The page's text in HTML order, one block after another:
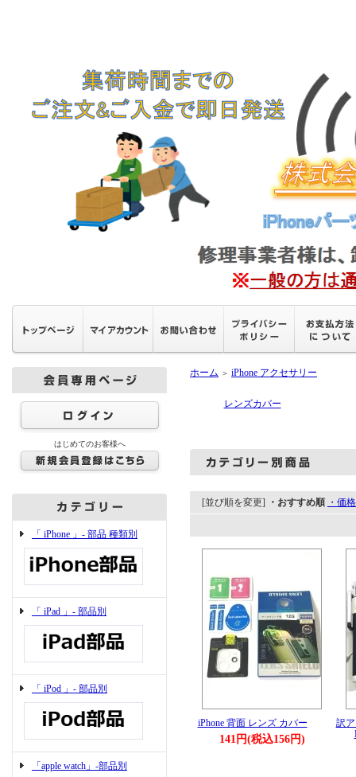
はじめてのお客様へ
「 iPhone 」- 部品 種類別
「 iPad 」- 部品別
「 iPod 」- 部品別
「apple watch」-部品別
ホーム ＞ iPhone アクセサリー
レンズカバー
[並び順を変更] ・おすすめ順 ・価
iPhone 背面 レンズ カバー
141円(税込156円)
訳